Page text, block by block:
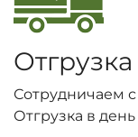
Сотрудничаем
Отгрузка в